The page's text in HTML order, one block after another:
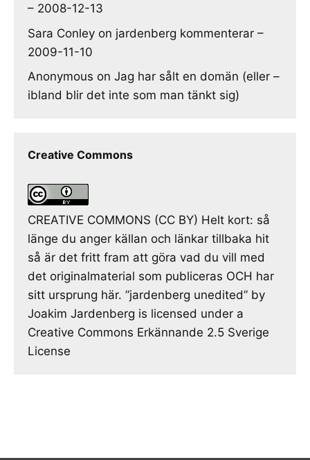
– 2008-12-13
Sara Conley on jardenberg kommenterar –
2009-11-10
Anonymous on Jag har sålt en domän (eller –
ibland blir det inte som man tänkt sig)
Creative Commons
CREATIVE COMMONS (CC BY) Helt kort: så
länge du anger källan och länkar tillbaka hit
så är det fritt fram att göra vad du vill med
det originalmaterial som publiceras OCH har
sitt ursprung här. ”jardenberg unedited” by
Joakim Jardenberg is licensed under a
Creative Commons Erkännande 2.5 Sverige
License